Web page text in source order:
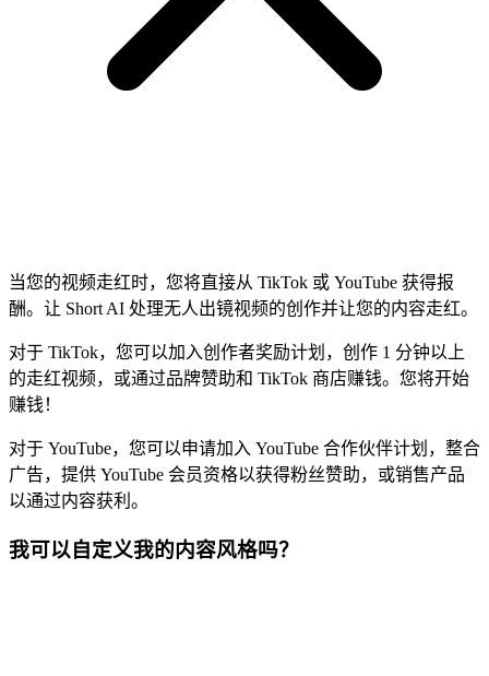
当您的视频走红时，您将直接从 TikTok 或 YouTube 获得报
酬。让 Short AI 处理无人出镜视频的创作并让您的内容走红。
对于 TikTok，您可以加入创作者奖励计划，创作 1 分钟以上
的走红视频，或通过品牌赞助和 TikTok 商店赚钱。您将开始
赚钱！
对于 YouTube，您可以申请加入 YouTube 合作伙伴计划，整合
广告，提供 YouTube 会员资格以获得粉丝赞助，或销售产品
以通过内容获利。
我可以自定义我的内容风格吗？